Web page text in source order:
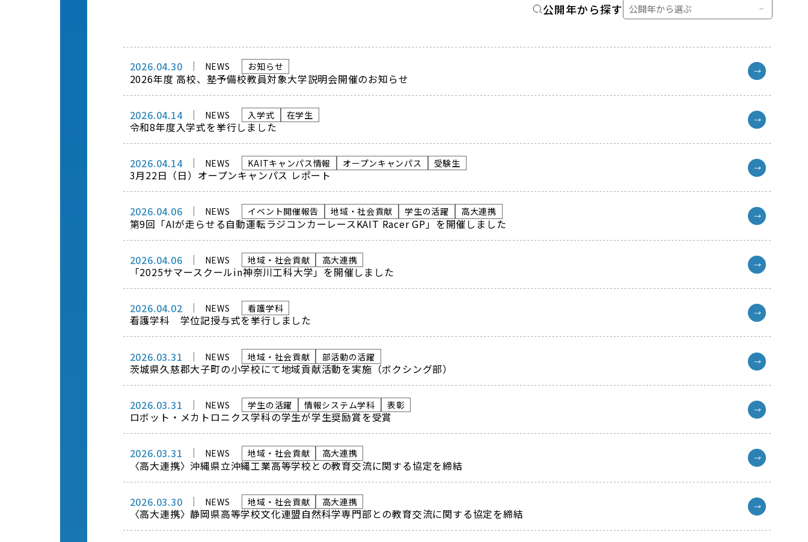
公開年から探す
2026.04.30 NEWS お知らせ
2026年度 高校、塾予備校教員対象大学説明会開催のお知らせ
→
2026.04.14 NEWS 入学式 在学生
令和8年度入学式を挙行しました
→
2026.04.14 NEWS KAITキャンパス情報 オープンキャンパス 受験生
3月22日（日）オープンキャンパス レポート
→
2026.04.06 NEWS イベント開催報告 地域・社会貢献 学生の活躍 高大連携
第9回「AIが走らせる自動運転ラジコンカーレースKAIT Racer GP」を開催しました
→
2026.04.06 NEWS 地域・社会貢献 高大連携
「2025サマースクールin神奈川工科大学」を開催しました
→
2026.04.02 NEWS 看護学科
看護学科 学位記授与式を挙行しました
→
2026.03.31 NEWS 地域・社会貢献 部活動の活躍
茨城県久慈郡大子町の小学校にて地域貢献活動を実施（ボクシング部）
→
2026.03.31 NEWS 学生の活躍 情報システム学科 表彰
ロボット・メカトロニクス学科の学生が学生奨励賞を受賞
→
2026.03.31 NEWS 地域・社会貢献 高大連携
〈高大連携〉沖縄県立沖縄工業高等学校との教育交流に関する協定を締結
→
2026.03.30 NEWS 地域・社会貢献 高大連携
〈高大連携〉静岡県高等学校文化連盟自然科学専門部との教育交流に関する協定を締結
→